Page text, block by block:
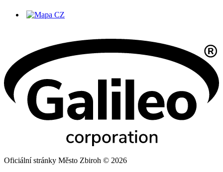
Oficiální stránky Město Zbiroh © 2026